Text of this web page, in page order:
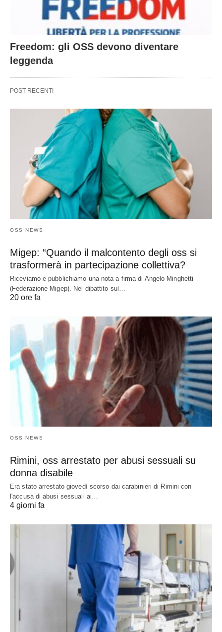
Freedom: gli OSS devono diventare
leggenda
POST RECENTI
OSS NEWS
Migep: “Quando il malcontento degli oss si
trasformerà in partecipazione collettiva?
Riceviamo e pubblichiamo una nota a firma di Angelo Minghetti
(Federazione Migep). Nel dibattito sul…
20 ore fa
OSS NEWS
Rimini, oss arrestato per abusi sessuali su
donna disabile
Era stato arrestato giovedì scorso dai carabinieri di Rimini con
l'accusa di abusi sessuali ai…
4 giorni fa